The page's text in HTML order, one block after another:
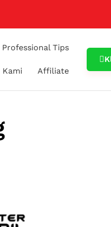
Professional Tips
Kami Affiliate